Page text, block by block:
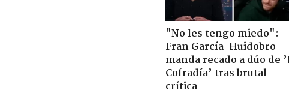
"No les tengo miedo":
Fran García-Huidobro
manda recado a dúo de
Cofradía’ tras brutal
crítica